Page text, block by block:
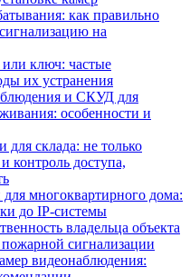
как правильно
на
ключ: частые
их устранения
и СКУД для
особенности и
для склада: не только
контроль доступа,
многоквартирного дома:
до IP-системы
владельца объекта
пожарной сигнализации
видеонаблюдения: